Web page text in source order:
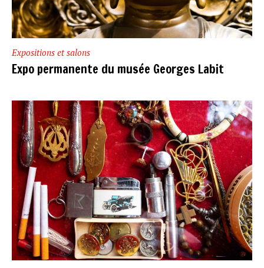
Expositions et salons
Expo permanente du musée Georges Labit